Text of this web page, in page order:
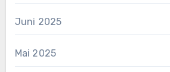
Juni 2025
Mai 2025